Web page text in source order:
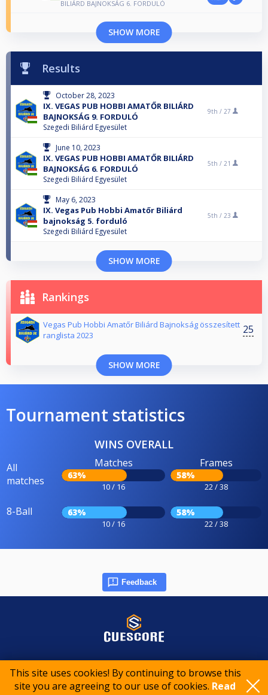
This site uses cookies! By continuing to browse this
site you are agreeing to our use of cookies. Read
BILIÁRD BAJNOKSÁG 6. FORDULÓ
SHOW MORE
Results
October 28, 2023
IX. VEGAS PUB HOBBI AMATŐR BILIÁRD
BAJNOKSÁG 9. FORDULÓ
Szegedi Biliárd Egyesület
9th / 27
June 10, 2023
IX. VEGAS PUB HOBBI AMATŐR BILIÁRD
BAJNOKSÁG 6. FORDULÓ
Szegedi Biliárd Egyesület
5th / 21
May 6, 2023
IX. Vegas Pub Hobbi Amatőr Biliárd
bajnokság 5. forduló
Szegedi Biliárd Egyesület
5th / 23
SHOW MORE
Rankings
Vegas Pub Hobbi Amatőr Biliárd Bajnokság összesített
ranglista 2023
25
SHOW MORE
Tournament statistics
WINS OVERALL
All
matches
Matches
63%
10 / 16
Frames
58%
22 / 38
8-Ball 63%
10 / 16
58%
22 / 38
Feedback
© 2015-2026 CueScore International